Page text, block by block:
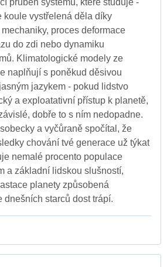
koule vystřelená děla díky
proces deformace
do zdi nebo dynamiku
Klimatologické modely ze
naplňují s poněkud děsivou
jazykem - pokud lidstvo
a exploatativní přístup k planetě,
dobře to s ním nedopadne.
a vyčůraně spočítal, že
chování tvé generace už týkat
nemalé procento populace
a základní lidskou slušností,
planety způsobená
dnešních starců dost trápí.